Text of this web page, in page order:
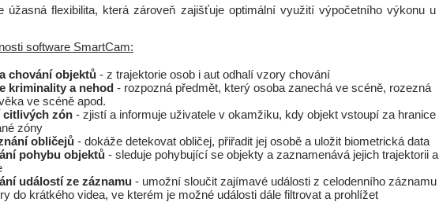
úžasná flexibilita, která zároveň zajišťuje optimální využití výpočetního výkonu u
software SmartCam:
chování objektů - z trajektorie osob i aut odhalí vzory chování
kriminality a nehod - rozpozná předmět, který osoba zanechá ve scéně, rozezná
ve scéně apod.
citlivých zón - zjistí a informuje uživatele v okamžiku, kdy objekt vstoupí za hranice
zóny
obličejů - dokáže detekovat obličej, přiřadit jej osobě a uložit biometrická data
pohybu objektů - sleduje pohybující se objekty a zaznamenává jejich trajektorii a
událostí ze záznamu - umožní sloučit zajímavé události z celodenního záznamu
do krátkého videa, ve kterém je možné události dále filtrovat a prohlížet